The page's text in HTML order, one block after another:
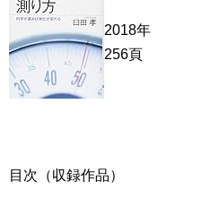
2018年
256頁
目次（収録作品）